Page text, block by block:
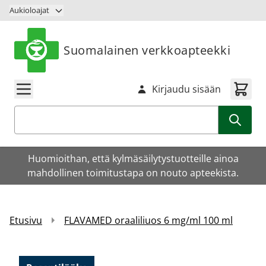
Siirry sisältöön
Aukioloajat
Suomalainen verkkoapteekki
Kirjaudu sisään
Huomioithan, että kylmäsäilytystuotteille ainoa
mahdollinen toimitustapa on nouto apteekista.
Etusivu FLAVAMED oraaliliuos 6 mg/ml 100 ml